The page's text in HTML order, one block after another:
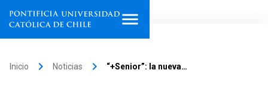
Inicio keyboard_arrow_right Noticias keyboard_arrow_right “+Senior”: la nueva…